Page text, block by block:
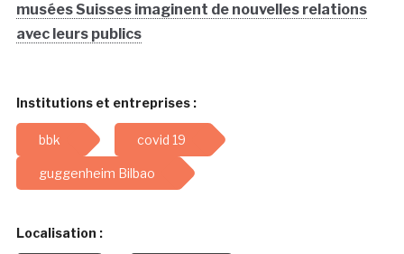
musées Suisses imaginent de nouvelles relations
avec leurs publics
Institutions et entreprises :
bbk covid 19
guggenheim Bilbao
Localisation :